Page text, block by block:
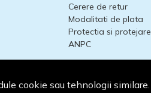
Cerere de retur
Modalitati de plata
Protectia si
ANPC
cookie sau tehnologii